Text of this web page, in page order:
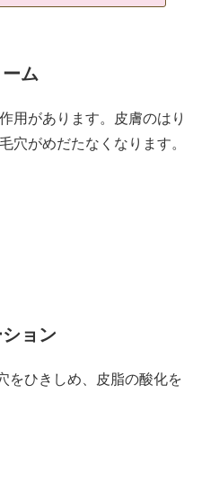
ム
用があります。皮膚のはり
穴がめだたなくなります。
ョン
をひきしめ、皮脂の酸化を